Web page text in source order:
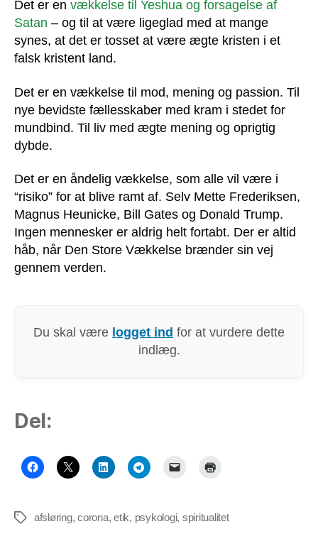
Det er en vækkelse til Yeshua og forsagelse af
Satan – og til at være ligeglad med at mange
synes, at det er tosset at være ægte kristen i et
falsk kristent land.
Det er en vækkelse til mod, mening og passion. Til
nye bevidste fællesskaber med kram i stedet for
mundbind. Til liv med ægte mening og oprigtig
dybde.
Det er en åndelig vækkelse, som alle vil være i
“risiko” for at blive ramt af. Selv Mette Frederiksen,
Magnus Heunicke, Bill Gates og Donald Trump.
Ingen mennesker er aldrig helt fortabt. Der er altid
håb, når Den Store Vækkelse brænder sin vej
gennem verden.
Du skal være logget ind for at vurdere dette
indlæg.
Del:
Tagsafsløring,corona,etik, psykologi, spiritualitet